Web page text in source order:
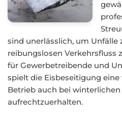
sind unerlässlich, um Unfälle
reibungslosen Verkehrsfluss
für Gewerbetreibende und
spielt die Eisbeseitigung
Betrieb auch bei
aufrechtzuerhalten.